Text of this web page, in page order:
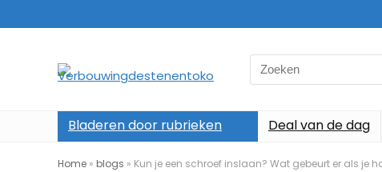
Search
for:
Bladeren door rubrieken Deal van de dag
Home » blogs » Kun je een schroef inslaan? Wat gebeurt er als je